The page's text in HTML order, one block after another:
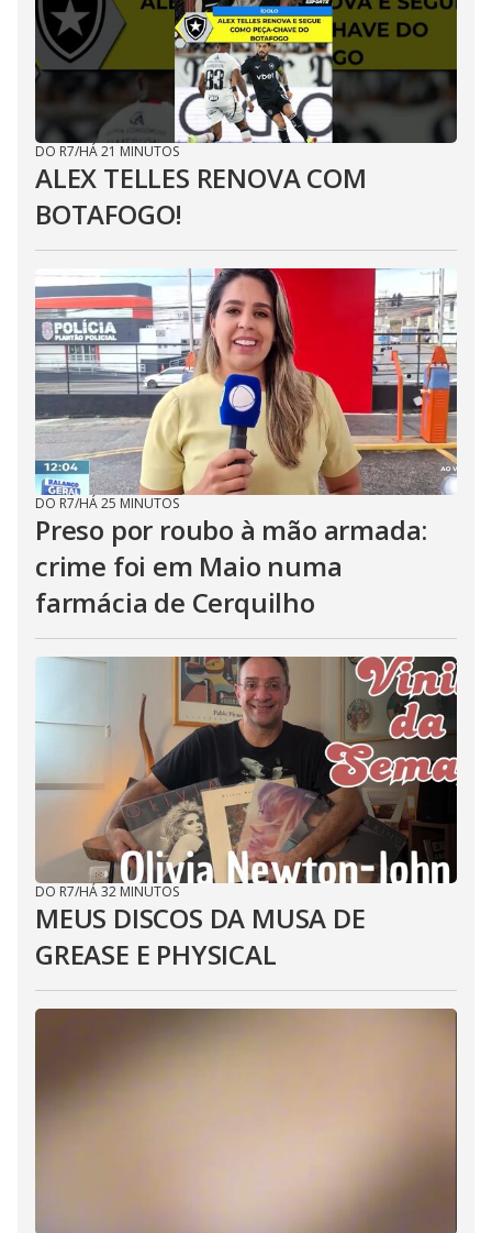
DO R7/HÁ 21 MINUTOS
ALEX TELLES RENOVA COM
BOTAFOGO!
DO R7/HÁ 25 MINUTOS
Preso por roubo à mão armada:
crime foi em Maio numa
farmácia de Cerquilho
DO R7/HÁ 32 MINUTOS
MEUS DISCOS DA MUSA DE
GREASE E PHYSICAL